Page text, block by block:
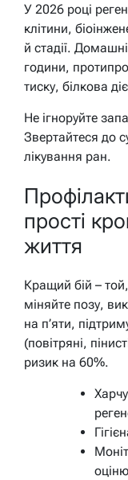
У 2026 році
клітини,
й стадії.
години,
тиску, білкова
Не ігноруйте
Звертайтеся до
лікування ран.
прості
життя
Кращий бій –
міняйте позу,
на п’яти,
(повітряні,
ризик на 60%.